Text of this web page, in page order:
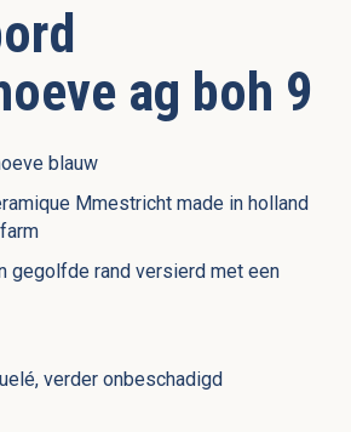
ag boh 9
blauw
Mmestricht made in holland
gegolfde rand versierd met een
verder onbeschadigd